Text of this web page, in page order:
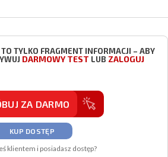
TYLKO FRAGMENT INFORMACJI – ABY
DARMOWY TEST LUB ZALOGUJ
ZA DARMO
KUP DOSTĘP
klientem i posiadasz dostęp?